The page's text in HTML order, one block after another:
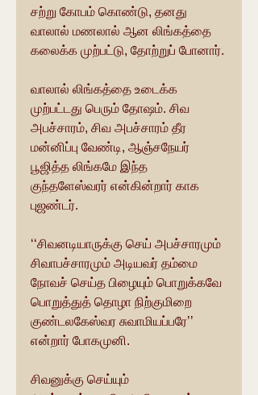
சற்று கோபம் கொண்டு, தனது
வாலால் மணலால் ஆன லிங்கத்தை
கலைக்க முற்பட்டு, தோற்றுப் போனார்.
வாலால் லிங்கத்தை உடைக்க
முற்பட்டது பெரும் தோஷம். சிவ
அபச்சாரம், சிவ அபச்சாரம் தீர
மன்னிப்பு வேண்டி, ஆஞ்சநேயர்
பூஜித்த லிங்கமே இந்த
குந்தளேஸ்வரர் என்கின்றார் காக
புஜண்டர்.
‘‘சிவனடியாருக்கு செய் அபச்சாரமும்
சிவாபச்சாரமும் அடியவர் தம்மை
நோவச் செய்த பிழையும் பொறுக்கவே
பொறுத்துத் தொழா நிற்குமிறை
குண்டலகேஸ்வர சுவாமியப்பரே’’
என்றார் போகமுனி.
சிவனுக்கு செய்யும்